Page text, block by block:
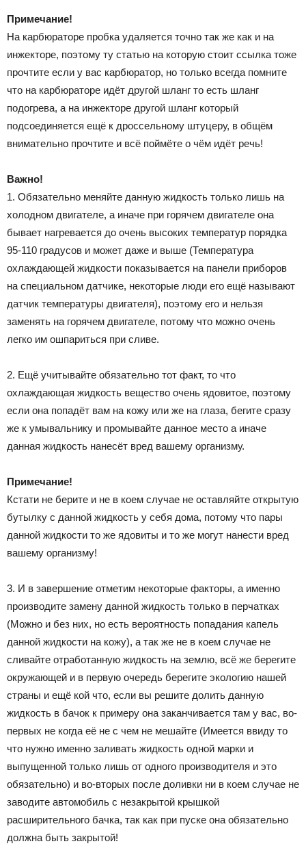
Примечание!
На карбюраторе пробка удаляется точно так же как и на
инжекторе, поэтому ту статью на которую стоит ссылка тоже
прочтите если у вас карбюратор, но только всегда помните
что на карбюраторе идёт другой шланг то есть шланг
подогрева, а на инжекторе другой шланг который
подсоединяется ещё к дроссельному штуцеру, в общём
внимательно прочтите и всё поймёте о чём идёт речь!
Важно!
1. Обязательно меняйте данную жидкость только лишь на
холодном двигателе, а иначе при горячем двигателе она
бывает нагревается до очень высоких температур порядка
95-110 градусов и может даже и выше (Температура
охлаждающей жидкости показывается на панели приборов
на специальном датчике, некоторые люди его ещё называют
датчик температуры двигателя), поэтому его и нельзя
заменять на горячем двигателе, потому что можно очень
легко им ошпариться при сливе.
2. Ещё учитывайте обязательно тот факт, то что
охлаждающая жидкость вещество очень ядовитое, поэтому
если она попадёт вам на кожу или же на глаза, бегите сразу
же к умывальнику и промывайте данное место а иначе
данная жидкость нанесёт вред вашему организму.
Примечание!
Кстати не берите и не в коем случае не оставляйте открытую
бутылку с данной жидкость у себя дома, потому что пары
данной жидкости то же ядовиты и то же могут нанести вред
вашему организму!
3. И в завершение отметим некоторые факторы, а именно
производите замену данной жидкость только в перчатках
(Можно и без них, но есть вероятность попадания капель
данной жидкости на кожу), а так же не в коем случае не
сливайте отработанную жидкость на землю, всё же берегите
окружающей и в первую очередь берегите экологию нашей
страны и ещё кой что, если вы решите долить данную
жидкость в бачок к примеру она заканчивается там у вас, во-
первых не когда её не с чем не мешайте (Имеется ввиду то
что нужно именно заливать жидкость одной марки и
выпущенной только лишь от одного производителя и это
обязательно) и во-вторых после доливки ни в коем случае не
заводите автомобиль с незакрытой крышкой
расширительного бачка, так как при пуске она обязательно
должна быть закрытой!